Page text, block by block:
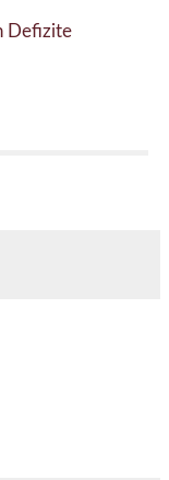
Defizite